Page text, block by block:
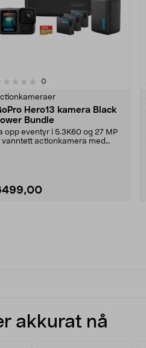
0
Hero13 kamera Black
Bundle
opp eventyr i 5.3K60 og 27 MP
vanntett actionkamera med
2.0 av 5 stjerner
akkurat nå